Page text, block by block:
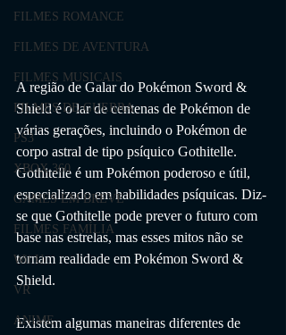
FILMES ROMANCE
FILMES DE AVENTURA
FILMES MUSICAIS
FILMES DE GUERRA
PS3
XBOX 360
GAMES EM BREVE
FILMES FAMÍLIA
Wii U
VR
ANIME
A região de Galar do Pokémon Sword &
Shield é o lar de centenas de Pokémon de
várias gerações, incluindo o Pokémon de
corpo astral de tipo psíquico Gothitelle.
Gothitelle é um Pokémon poderoso e útil,
especializado em habilidades psíquicas. Diz-
se que Gothitelle pode prever o futuro com
base nas estrelas, mas esses mitos não se
tornam realidade em Pokémon Sword &
Shield.
Existem algumas maneiras diferentes de